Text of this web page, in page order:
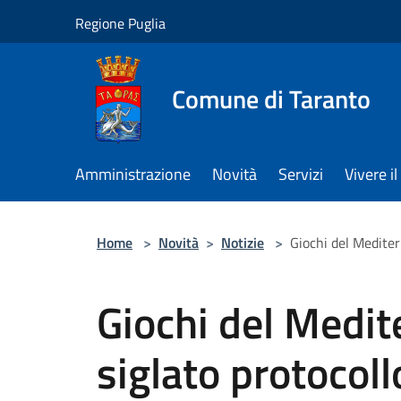
Regione Puglia
Comune di Taranto
Amministrazione Novità Servizi Vivere
Home > Novità > Notizie > Giochi del
Giochi del
siglato